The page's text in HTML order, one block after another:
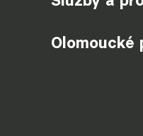
Olomoucké